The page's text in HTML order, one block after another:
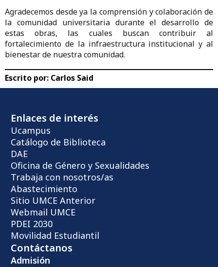
Agradecemos desde ya la comprensión y colaboración de
la comunidad universitaria durante el desarrollo de
estas obras, las cuales buscan contribuir al
fortalecimiento de la infraestructura institucional y al
bienestar de nuestra comunidad.
Escrito por: Carlos Said
Enlaces de interés
Ucampus
Catálogo de Biblioteca
DAE
Oficina de Género y Sexualidades
Trabaja con nosotros/as
Abastecimiento
Sitio UMCE Anterior
Webmail UMCE
PDEI 2030
Movilidad Estudiantil
Contáctanos
Admisión